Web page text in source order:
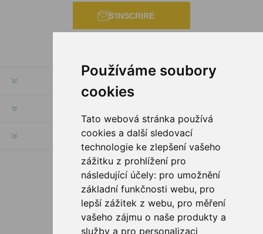
Používáme soubory
cookies
Tato webová stránka používá
cookies a další sledovací
technologie ke zlepšení vašeho
zážitku z prohlížení pro
následující účely: pro umožnění
základní funkčnosti webu, pro
lepší zážitek z webu, pro měření
vašeho zájmu o naše produkty a
služby a pro personalizaci
S'INSCRIRE
SERVICES
SUIVEZ NOUS